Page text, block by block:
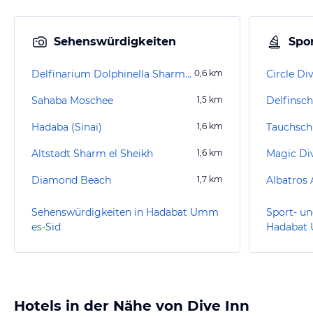
Sehenswürdigkeiten
Delfinarium Dolphinella Sharm el Sheikh 0,6 km
Sahaba Moschee 1,5 km
Hadaba (Sinai) 1,6 km
Altstadt Sharm el Sheikh 1,6 km
Diamond Beach 1,7 km
Sehenswürdigkeiten in Hadabat Umm
es-Sid
Circle
Magic
Albatros
Sport-
Hadabat
Hotels in der Nähe von Dive Inn